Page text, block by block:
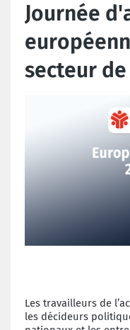
Journée
secteur
Les travailleurs de
les décideurs